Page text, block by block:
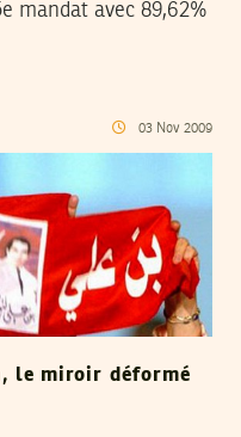
mandat avec 89,62%
03 Nov 2009
le miroir déformé